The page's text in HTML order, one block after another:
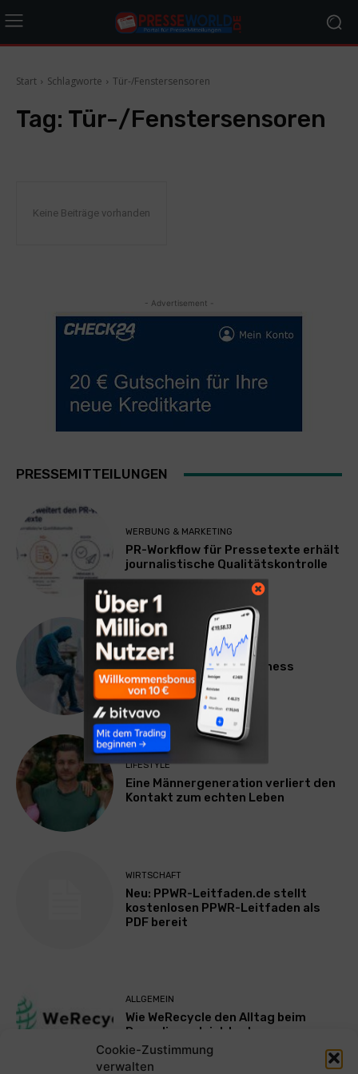
Cookie-Zustimmung
verwalten
Start Schlagworte Tür-/Fenstersensoren
Tag: Tür-/Fenstersensoren
Keine Beiträge vorhanden
- Advertisement -
PRESSEMITTEILUNGEN
WERBUNG & MARKETING
PR-Workflow für Pressetexte erhält
journalistische Qualitätskontrolle
LIFESTYLE
Mateo Diem: Male Loneliness
Epidemic
LIFESTYLE
Eine Männergeneration verliert den
Kontakt zum echten Leben
WIRTSCHAFT
Neu: PPWR-Leitfaden.de stellt
kostenlosen PPWR-Leitfaden als
PDF bereit
ALLGEMEIN
Wie WeRecycle den Alltag beim
Recycling erleichtert